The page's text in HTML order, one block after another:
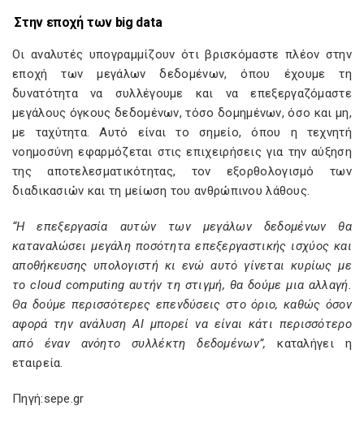
Στην εποχή των big data
Οι αναλυτές υπογραμμίζουν ότι βρισκόμαστε πλέον στην
εποχή των μεγάλων δεδομένων, όπου έχουμε τη
δυνατότητα να συλλέγουμε και να επεξεργαζόμαστε
μεγάλους όγκους δεδομένων, τόσο δομημένων, όσο και μη,
με ταχύτητα. Αυτό είναι το σημείο, όπου η τεχνητή
νοημοσύνη εφαρμόζεται στις επιχειρήσεις για την αύξηση
της αποτελεσματικότητας, τον εξορθολογισμό των
διαδικασιών και τη μείωση του ανθρώπινου λάθους.
“Η επεξεργασία αυτών των μεγάλων δεδομένων θα
καταναλώσει μεγάλη ποσότητα επεξεργαστικής ισχύος και
αποθήκευσης υπολογιστή κι ενώ αυτό γίνεται κυρίως με
το cloud computing αυτήν τη στιγμή, θα δούμε μια αλλαγή.
Θα δούμε περισσότερες επενδύσεις στο όριο, καθώς όσον
αφορά την ανάλυση AI μπορεί να είναι κάτι περισσότερο
από έναν ανόητο συλλέκτη δεδομένων”, καταλήγει η
εταιρεία.
Πηγή:sepe.gr